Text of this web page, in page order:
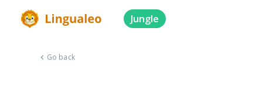
Jungle
Go back